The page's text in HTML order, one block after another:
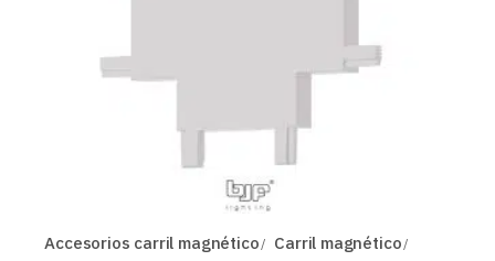
Accesorios carril magnético
Carril magnético